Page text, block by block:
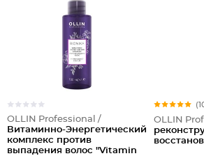
OLLIN Professional /
Витаминно-Энергетический
комплекс против
выпадения волос "Vitamin
OLLIN